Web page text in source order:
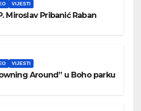
VIJESTI
Miroslav Pribanić Raban
VIJESTI
Around” u Boho parku